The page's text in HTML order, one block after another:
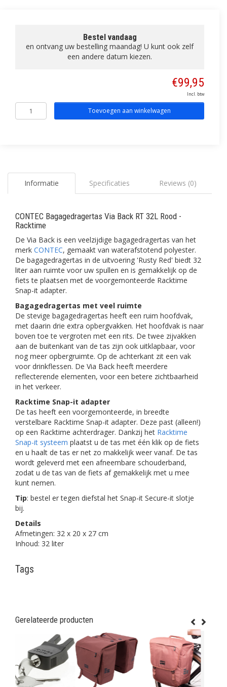
Bestel vandaag
en ontvang uw bestelling maandag! U kunt ook zelf
een andere datum kiezen.
€99,95
Incl. btw
Toevoegen aan winkelwagen
Informatie Specificaties Reviews (0)
CONTEC Bagagedragertas Via Back RT 32L Rood -
Racktime
De Via Back is een veelzijdige bagagedragertas van het
merk CONTEC, gemaakt van waterafstotend polyester.
De bagagedragertas in de uitvoering 'Rusty Red' biedt 32
liter aan ruimte voor uw spullen en is gemakkelijk op de
fiets te plaatsen met de voorgemonteerde Racktime
Snap-it adapter.
Bagagedragertas met veel ruimte
De stevige bagagedragertas heeft een ruim hoofdvak,
met daarin drie extra opbergvakken. Het hoofdvak is naar
boven toe te vergroten met een rits. De twee zijvakken
aan de buitenkant van de tas zijn ook uitklapbaar, voor
nog meer opbergruimte. Op de achterkant zit een vak
voor drinkflessen. De Via Back heeft meerdere
reflecterende elementen, voor een betere zichtbaarheid
in het verkeer.
Racktime Snap-it adapter
De tas heeft een voorgemonteerde, in breedte
verstelbare Racktime Snap-it adapter. Deze past (alleen!)
op een Racktime achterdrager. Dankzij het Racktime
Snap-it systeem plaatst u de tas met één klik op de fiets
en u haalt de tas er net zo makkelijk weer vanaf. De tas
wordt geleverd met een afneembare schouderband,
zodat u de tas van de fiets af gemakkelijk met u mee
kunt nemen.
Tip: bestel er tegen diefstal het Snap-it Secure-it slotje
bij.
Details
Afmetingen: 32 x 20 x 27 cm
Inhoud: 32 liter
Tags
Gerelateerde producten